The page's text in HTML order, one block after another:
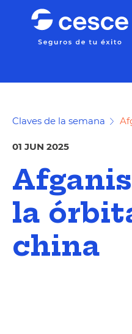
Claves de la semana
01 JUN 2025
la
china